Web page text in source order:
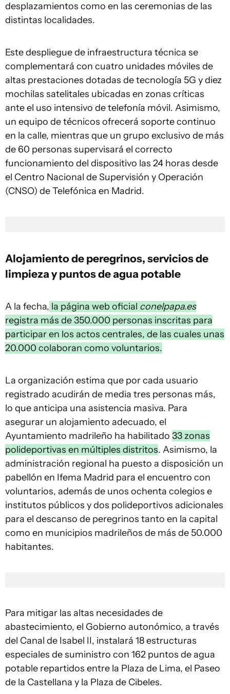
desplazamientos como en las ceremonias de las
distintas localidades.
Este despliegue de infraestructura técnica se
complementará con cuatro unidades móviles de
altas prestaciones dotadas de tecnología 5G y diez
mochilas satelitales ubicadas en zonas críticas
ante el uso intensivo de telefonía móvil. Asimismo,
un equipo de técnicos ofrecerá soporte continuo
en la calle, mientras que un grupo exclusivo de más
de 60 personas supervisará el correcto
funcionamiento del dispositivo las 24 horas desde
el Centro Nacional de Supervisión y Operación
(CNSO) de Telefónica en Madrid.
Alojamiento de peregrinos, servicios de
limpieza y puntos de agua potable
A la fecha, la página web oficial conelpapa.es
registra más de 350.000 personas inscritas para
participar en los actos centrales, de las cuales unas
20.000 colaboran como voluntarios.
La organización estima que por cada usuario
registrado acudirán de media tres personas más,
lo que anticipa una asistencia masiva. Para
asegurar un alojamiento adecuado, el
Ayuntamiento madrileño ha habilitado 33 zonas
polideportivas en múltiples distritos. Asimismo, la
administración regional ha puesto a disposición un
pabellón en Ifema Madrid para el encuentro con
voluntarios, además de unos ochenta colegios e
institutos públicos y dos polideportivos adicionales
para el descanso de peregrinos tanto en la capital
como en municipios madrileños de más de 50.000
habitantes.
Para mitigar las altas necesidades de
abastecimiento, el Gobierno autonómico, a través
del Canal de Isabel II, instalará 18 estructuras
especiales de suministro con 162 puntos de agua
potable repartidos entre la Plaza de Lima, el Paseo
de la Castellana y la Plaza de Cibeles.